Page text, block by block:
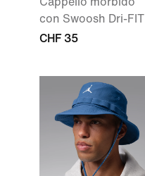
con Swoosh Dri-FIT
CHF 35